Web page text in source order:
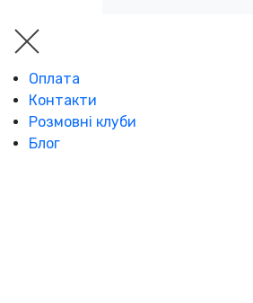
Оплата
Контакти
Розмовні клуби
Блог